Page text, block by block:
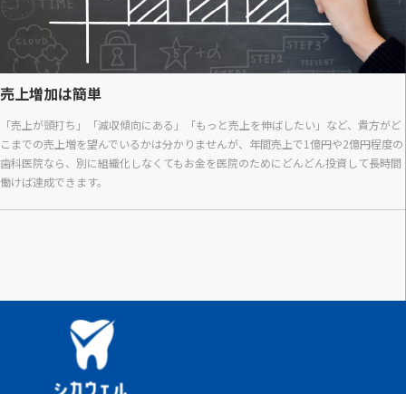
売上増加は簡単
「売上が頭打ち」「減収傾向にある」「もっと売上を伸ばしたい」など、貴方がど
こまでの売上増を望んでいるかは分かりませんが、年間売上で1億円や2億円程度の
歯科医院なら、別に組織化しなくてもお金を医院のためにどんどん投資して長時間
働けば達成できます。